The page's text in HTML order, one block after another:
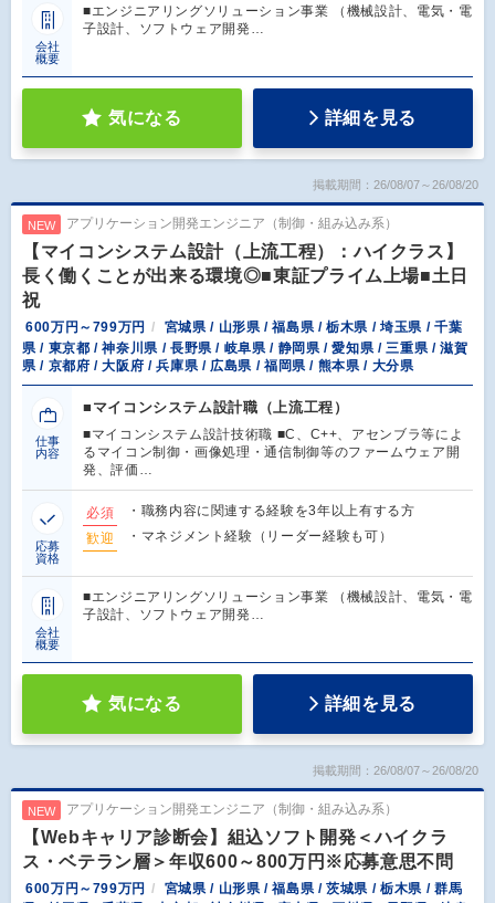
会社
概要
■エンジニアリングソリューション事業 （機械設計、電気・電
子設計、ソフトウェア開発…
気になる 詳細を見る
掲載期間：26/08/07～26/08/20
NEW アプリケーション開発エンジニア（制御・組み込み系）
【マイコンシステム設計（上流工程）：ハイクラス】
長く働くことが出来る環境◎■東証プライム上場■土日
祝
600万円～799万円
宮城県 / 山形県 / 福島県 / 栃木県 / 埼玉県 / 千葉
県 / 東京都 / 神奈川県 / 長野県 / 岐阜県 / 静岡県 / 愛知県 / 三重県 / 滋賀
県 / 京都府 / 大阪府 / 兵庫県 / 広島県 / 福岡県 / 熊本県 / 大分県
仕事
内容
■マイコンシステム設計職（上流工程）
■マイコンシステム設計技術職 ■C、C++、アセンブラ等によ
るマイコン制御・画像処理・通信制御等のファームウェア開
発、評価…
応募
資格
必須
・職務内容に関連する経験を3年以上有する方
歓迎
・マネジメント経験（リーダー経験も可）
会社
概要
■エンジニアリングソリューション事業 （機械設計、電気・電
子設計、ソフトウェア開発…
気になる 詳細を見る
掲載期間：26/08/07～26/08/20
NEW アプリケーション開発エンジニア（制御・組み込み系）
【Webキャリア診断会】組込ソフト開発＜ハイクラ
ス・ベテラン層＞年収600～800万円※応募意思不問
600万円～799万円
宮城県 / 山形県 / 福島県 / 茨城県 / 栃木県 / 群馬